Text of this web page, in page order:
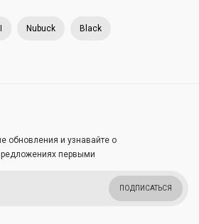
Nubuck Black
обновления и узнавайте о
первыми
ПОДПИСАТЬСЯ